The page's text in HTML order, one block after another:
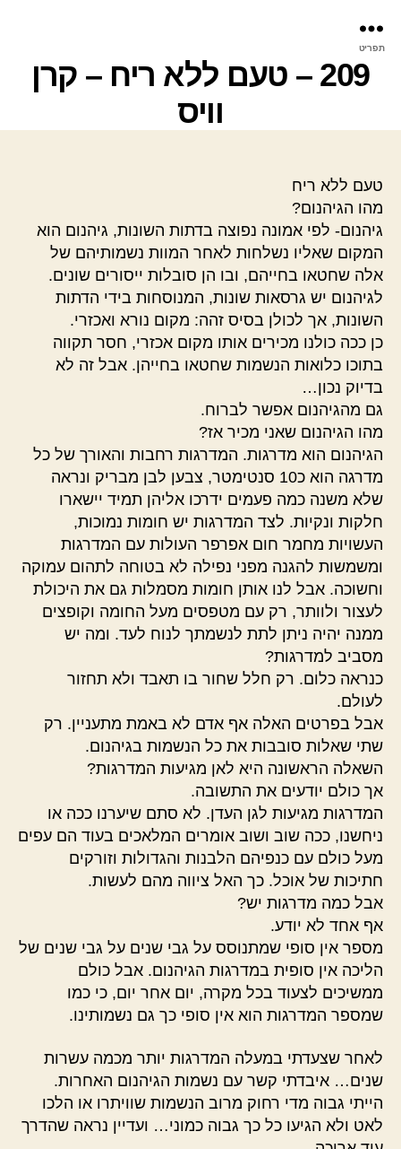
תפריט
209 – טעם ללא ריח – קרן
וויס
טעם ללא ריח
מהו הגיהנום?
גיהנום- לפי אמונה נפוצה בדתות השונות, גיהנום הוא
המקום שאליו נשלחות לאחר המוות נשמותיהם של
אלה שחטאו בחייהם, ובו הן סובלות ייסורים שונים.
לגיהנום יש גרסאות שונות, המנוסחות בידי הדתות
השונות, אך לכולן בסיס זהה: מקום נורא ואכזרי.
כן ככה כולנו מכירים אותו מקום אכזרי, חסר תקווה
בתוכו כלואות הנשמות שחטאו בחייהן. אבל זה לא
בדיוק נכון…
גם מהגיהנום אפשר לברוח.
מהו הגיהנום שאני מכיר אז?
הגיהנום הוא מדרגות. המדרגות רחבות והאורך של כל
מדרגה הוא כ10 סנטימטר, צבען לבן מבריק ונראה
שלא משנה כמה פעמים ידרכו אליהן תמיד יישארו
חלקות ונקיות. לצד המדרגות יש חומות נמוכות,
העשויות מחמר חום אפרפר העולות עם המדרגות
ומשמשות להגנה מפני נפילה לא בטוחה לתהום עמוקה
וחשוכה. אבל לנו אותן חומות מסמלות גם את היכולת
לעצור ולוותר, רק עם מטפסים מעל החומה וקופצים
ממנה יהיה ניתן לתת לנשמתך לנוח לעד. ומה יש
מסביב למדרגות?
כנראה כלום. רק חלל שחור בו תאבד ולא תחזור
לעולם.
אבל בפרטים האלה אף אדם לא באמת מתעניין. רק
שתי שאלות סובבות את כל הנשמות בגיהנום.
השאלה הראשונה היא לאן מגיעות המדרגות?
אך כולם יודעים את התשובה.
המדרגות מגיעות לגן העדן. לא סתם שיערנו ככה או
ניחשנו, ככה שוב ושוב אומרים המלאכים בעוד הם עפים
מעל כולם עם כנפיהם הלבנות והגדולות וזורקים
חתיכות של אוכל. כך האל ציווה מהם לעשות.
אבל כמה מדרגות יש?
אף אחד לא יודע.
מספר אין סופי שמתנוסס על גבי שנים על גבי שנים של
הליכה אין סופית במדרגות הגיהנום. אבל כולם
ממשיכים לצעוד בכל מקרה, יום אחר יום, כי כמו
שמספר המדרגות הוא אין סופי כך גם נשמותינו.
לאחר שצעדתי במעלה המדרגות יותר מכמה עשרות
שנים… איבדתי קשר עם נשמות הגיהנום האחרות.
הייתי גבוה מדי רחוק מרוב הנשמות שוויתרו או הלכו
לאט ולא הגיעו כל כך גבוה כמוני… ועדיין נראה שהדרך